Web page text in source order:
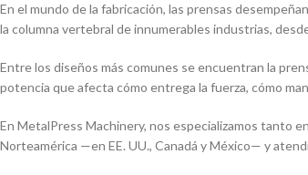
En el mundo de la fabricación, las prensas
la columna vertebral de innumerables industrias,
Entre los diseños más comunes se encuentran la
potencia que afecta cómo entrega la fuerza, cómo
En MetalPress Machinery, nos especializamos tanto
Norteamérica —en EE. UU., Canadá y México— y